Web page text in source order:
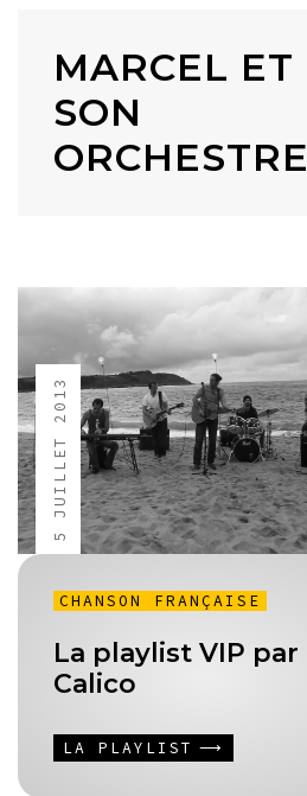
MARCEL ET
SON
ORCHESTRE
5 JUILLET 2013
CHANSON FRANÇAISE
La playlist VIP par
Calico
LA PLAYLIST